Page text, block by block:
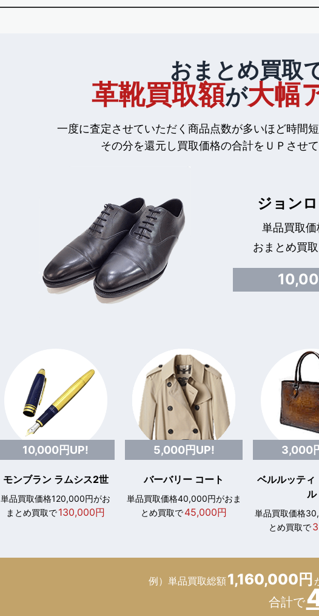
おまとめ買取
革靴買取額が大幅
一度に査定させていただく商品点数が多いほど時間
その分を還元し買取価格の合計をＵＰさせ
ジョン
単品買取
おまとめ買
10,000円UP!
モンブラン ラムシス2世
単品買取価格120,000円がお
まとめ買取で130,000円
5,000円UP!
バーバリー コート
単品買取価格40,000円がおま
とめ買取で45,000円
3,000
ベルルッティ
ル
単品買取価格
とめ買取で
例）単品買取総額1,160,000円
合計で